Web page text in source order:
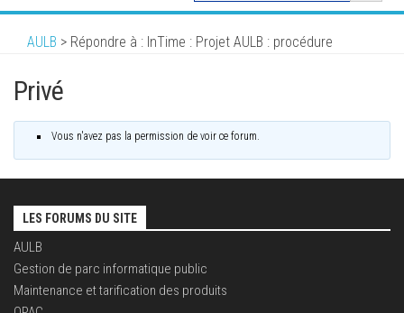
AULB > Répondre à : InTime : Projet AULB : procédure
Privé
Vous n'avez pas la permission de voir ce forum.
LES FORUMS DU SITE
AULB
Gestion de parc informatique public
Maintenance et tarification des produits